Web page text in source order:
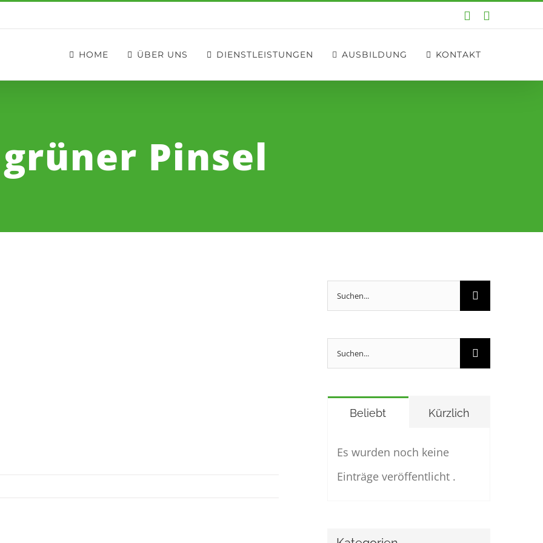
Mail
HOME ÜBER UNS DIENSTLEISTUNGEN AUSBILDUNG KONTAKT
grüner Pinsel
Suche
Suche
Beliebt Kürzlich
Es wurden noch keine
Einträge veröffentlicht .